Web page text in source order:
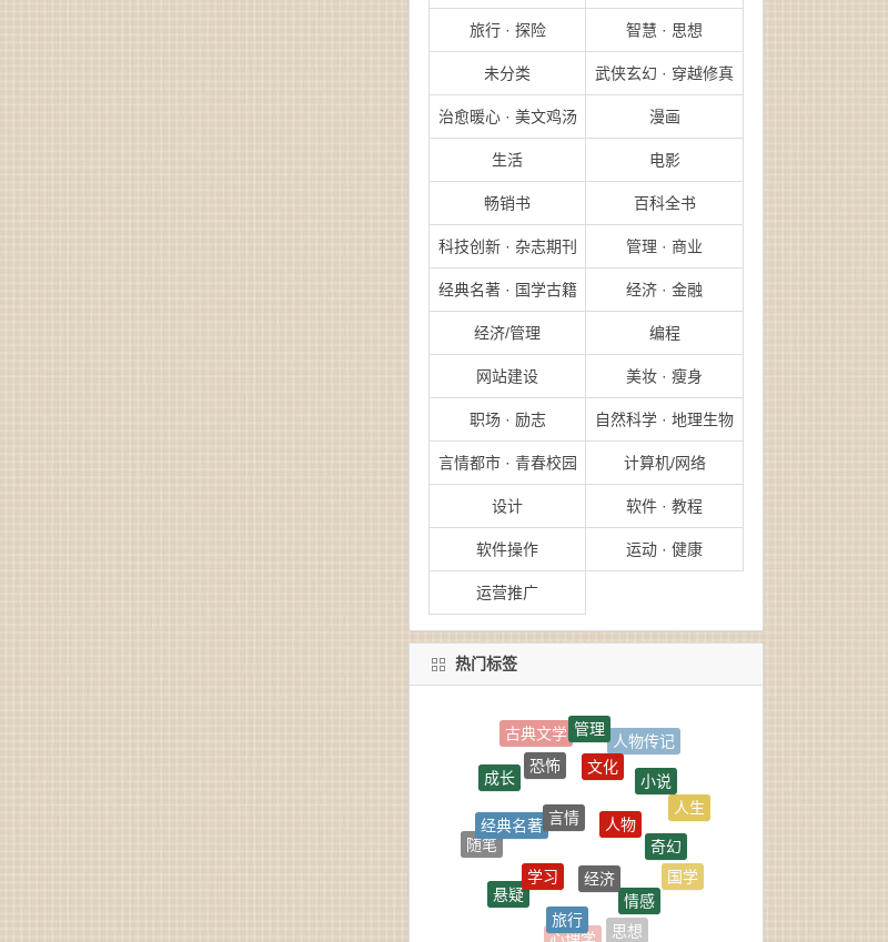
旅行 · 探险 智慧 · 思想
未分类 武侠玄幻 · 穿越修真
治愈暖心 · 美文鸡汤 漫画
生活 电影
畅销书 百科全书
科技创新 · 杂志期刊 管理 · 商业
经典名著 · 国学古籍 经济 · 金融
经济/管理 编程
网站建设 美妆 · 瘦身
职场 · 励志 自然科学 · 地理生物
言情都市 · 青春校园 计算机/网络
设计 软件 · 教程
软件操作 运动 · 健康
运营推广
热门标签
管理
人物传记
成长
恐怖
文化
小说
人生
随笔
人物
奇幻
国学
科幻
悬疑
思想
心理学